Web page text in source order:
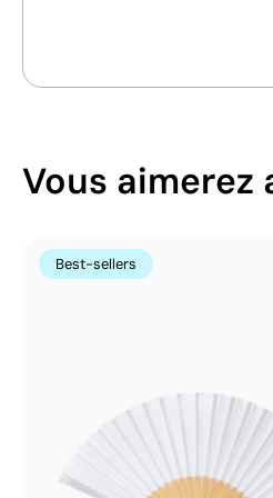
Vous aimerez
Best-sellers